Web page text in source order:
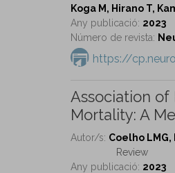
Koga M, Hirano T,
Any publicació: 2023
Número de revista:
https://
Association
Mortality: A
Autor/s: Coelho LMG,
Review
Any publicació: 2023